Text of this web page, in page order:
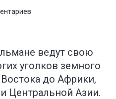
ведут свою
уголков земного
до Африки,
Центральной Азии.